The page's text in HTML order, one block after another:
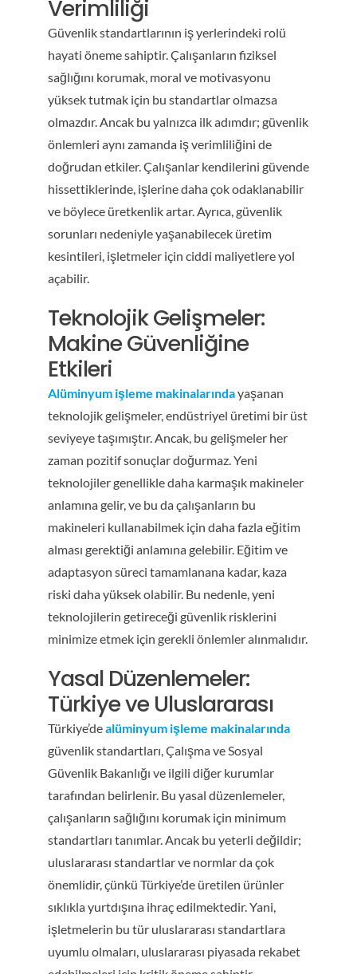
Verimliliği
Güvenlik standartlarının iş yerlerindeki rolü
hayati öneme sahiptir. Çalışanların fiziksel
sağlığını korumak, moral ve motivasyonu
yüksek tutmak için bu standartlar olmazsa
olmazdır. Ancak bu yalnızca ilk adımdır; güvenlik
önlemleri aynı zamanda iş verimliliğini de
doğrudan etkiler. Çalışanlar kendilerini güvende
hissettiklerinde, işlerine daha çok odaklanabilir
ve böylece üretkenlik artar. Ayrıca, güvenlik
sorunları nedeniyle yaşanabilecek üretim
kesintileri, işletmeler için ciddi maliyetlere yol
açabilir.
Teknolojik Gelişmeler:
Makine Güvenliğine
Etkileri
Alüminyum işleme makinalarındayaşanan
teknolojik gelişmeler, endüstriyel üretimi bir üst
seviyeye taşımıştır. Ancak, bu gelişmeler her
zaman pozitif sonuçlar doğurmaz. Yeni
teknolojiler genellikle daha karmaşık makineler
anlamına gelir, ve bu da çalışanların bu
makineleri kullanabilmek için daha fazla eğitim
alması gerektiği anlamına gelebilir. Eğitim ve
adaptasyon süreci tamamlanana kadar, kaza
riski daha yüksek olabilir. Bu nedenle, yeni
teknolojilerin getireceği güvenlik risklerini
minimize etmek için gerekli önlemler alınmalıdır.
Yasal Düzenlemeler:
Türkiye ve Uluslararası
Türkiye’dealüminyum işleme makinalarında
güvenlik standartları, Çalışma ve Sosyal
Güvenlik Bakanlığı ve ilgili diğer kurumlar
tarafından belirlenir. Bu yasal düzenlemeler,
çalışanların sağlığını korumak için minimum
standartları tanımlar. Ancak bu yeterli değildir;
uluslararası standartlar ve normlar da çok
önemlidir, çünkü Türkiye’de üretilen ürünler
sıklıkla yurtdışına ihraç edilmektedir. Yani,
işletmelerin bu tür uluslararası standartlara
uyumlu olmaları, uluslararası piyasada rekabet